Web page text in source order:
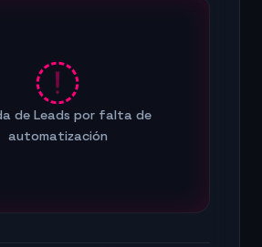
de Leads por falta de
automatización